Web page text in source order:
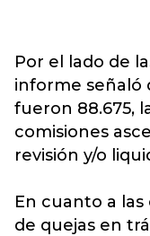
Por el lado de
informe señaló
fueron 88.675,
comisiones
revisión y/o
En cuanto a
de quejas en